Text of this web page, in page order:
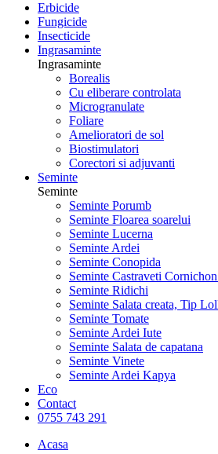
Erbicide
Fungicide
Insecticide
Ingrasaminte
Ingrasaminte
Borealis
Cu eliberare controlata
Microgranulate
Foliare
Amelioratori de sol
Biostimulatori
Corectori si adjuvanti
Seminte
Seminte
Seminte Porumb
Seminte Floarea soarelui
Seminte Lucerna
Seminte Ardei
Seminte Conopida
Seminte Castraveti
Seminte Ridichi
Seminte Salata creata, Tip
Seminte Tomate
Seminte Ardei Iute
Seminte Salata de capatana
Seminte Vinete
Seminte Ardei Kapya
Eco
Contact
0755 743 291
Acasa